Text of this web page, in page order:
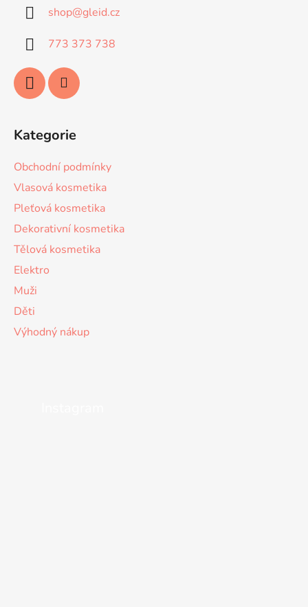
shop@gleid.cz
773 373 738
Kategorie
Obchodní podmínky
Vlasová kosmetika
Pleťová kosmetika
Dekorativní kosmetika
Tělová kosmetika
Elektro
Muži
Děti
Výhodný nákup